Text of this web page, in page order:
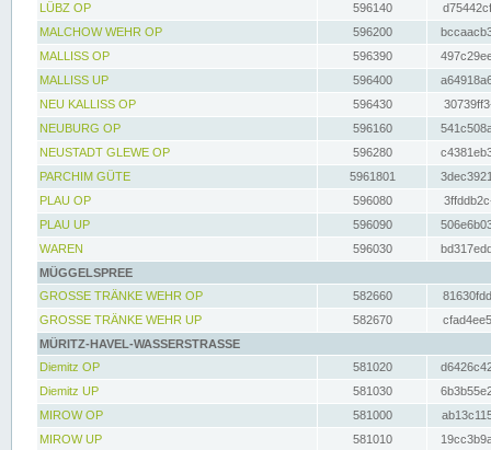
LÜBZ OP
596140
MALCHOW WEHR OP
596200
MALLISS OP
596390
MALLISS UP
596400
NEU KALLISS OP
596430
NEUBURG OP
596160
NEUSTADT GLEWE OP
596280
PARCHIM GÜTE
5961801
PLAU OP
596080
PLAU UP
596090
WAREN
596030
MÜGGELSPREE
GROSSE TRÄNKE WEHR OP
582660
GROSSE TRÄNKE WEHR UP
582670
MÜRITZ-HAVEL-WASSERSTRASSE
Diemitz OP
581020
Diemitz UP
581030
MIROW OP
581000
MIROW UP
581010